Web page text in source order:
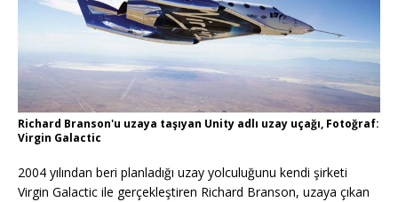
Richard Branson'u uzaya taşıyan Unity adlı uzay uçağı, Fotoğraf:
Virgin Galactic
2004 yılından beri planladığı uzay yolculuğunu kendi şirketi
Virgin Galactic ile gerçekleştiren Richard Branson, uzaya çıkan